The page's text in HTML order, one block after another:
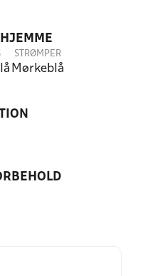
STRØMPER
Mørkeblå